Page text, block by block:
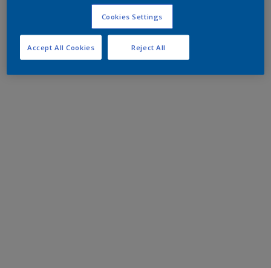
Cookies Settings
Reject All
Accept All Cookies